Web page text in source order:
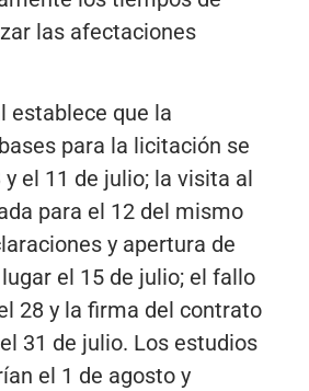
las afectaciones
establece que la
para la licitación se
el 11 de julio; la visita al
para el 12 del mismo
y apertura de
el 15 de julio; el fallo
28 y la firma del contrato
31 de julio. Los estudios
el 1 de agosto y